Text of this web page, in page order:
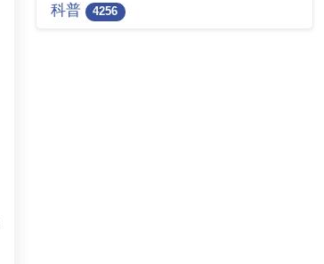
科普 4256